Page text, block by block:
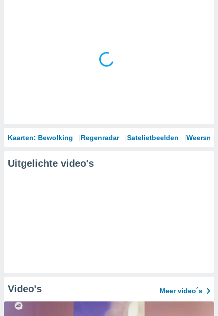
Kaarten: Bewolking Regenradar Satelietbeelden
Uitgelichte video's
Video's Meer video´s